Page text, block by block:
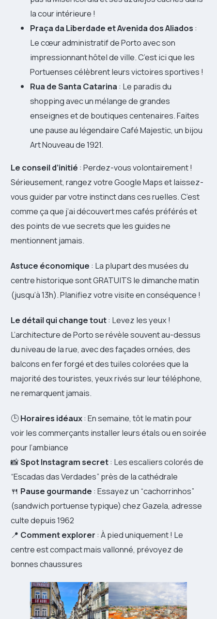
la cour intérieure !
Praça da Liberdade et Avenida dos Aliados :
Le cœur administratif de Porto avec son
impressionnant hôtel de ville. C’est ici que les
Portuenses célèbrent leurs victoires sportives !
Rua de Santa Catarina : Le paradis du
shopping avec un mélange de grandes
enseignes et de boutiques centenaires. Faites
une pause au légendaire Café Majestic, un bijou
Art Nouveau de 1921.
Le conseil d’initié : Perdez-vous volontairement !
Sérieusement, rangez votre Google Maps et laissez-
vous guider par votre instinct dans ces ruelles. C’est
comme ça que j’ai découvert mes cafés préférés et
des points de vue secrets que les guides ne
mentionnent jamais.
Astuce économique : La plupart des musées du
centre historique sont GRATUITS le dimanche matin
(jusqu’à 13h). Planifiez votre visite en conséquence !
Le détail qui change tout: Levez les yeux !
L’architecture de Porto se révèle souvent au-dessus
du niveau de la rue, avec des façades ornées, des
balcons en fer forgé et des tuiles colorées que la
majorité des touristes, yeux rivés sur leur téléphone,
ne remarquent jamais.
🕒Horaires idéaux: En semaine, tôt le matin pour
voir les commerçants installer leurs étals ou en soirée
pour l’ambiance
📸Spot Instagram secret: Les escaliers colorés de
“Escadas das Verdades” près de la cathédrale
🍴 Pause gourmande : Essayez un “cachorrinhos”
(sandwich portuense typique) chez Gazela, adresse
culte depuis 1962
📍 Comment explorer : À pied uniquement ! Le
centre est compact mais vallonné, prévoyez de
bonnes chaussures